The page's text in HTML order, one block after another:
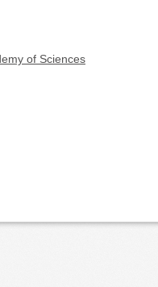
of Sciences